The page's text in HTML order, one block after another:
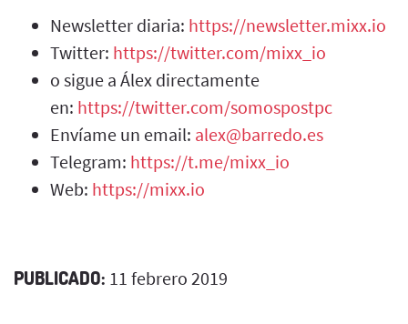
Newsletter diaria: https://newsletter.mixx.io
Twitter: https://twitter.com/mixx_io
o sigue a Álex directamente
en: https://twitter.com/somospostpc
Envíame un email: alex@barredo.es
Telegram: https://t.me/mixx_io
Web: https://mixx.io
PUBLICADO: 11 febrero 2019